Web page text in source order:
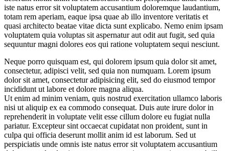
iste natus error sit voluptatem accusantium doloremque laudantium,
totam rem aperiam, eaque ipsa quae ab illo inventore veritatis et
quasi architecto beatae vitae dicta sunt explicabo. Nemo enim ipsam
voluptatem quia voluptas sit aspernatur aut odit aut fugit, sed quia
sequuntur magni dolores eos qui ratione voluptatem sequi nesciunt.
Neque porro quisquam est, qui dolorem ipsum quia dolor sit amet,
consectetur, adipisci velit, sed quia non numquam. Lorem ipsum
dolor sit amet, consectetur adipisicing elit, sed do eiusmod tempor
incididunt ut labore et dolore magna aliqua.
Ut enim ad minim veniam, quis nostrud exercitation ullamco laboris
nisi ut aliquip ex ea commodo consequat. Duis aute irure dolor in
reprehenderit in voluptate velit esse cillum dolore eu fugiat nulla
pariatur. Excepteur sint occaecat cupidatat non proident, sunt in
culpa qui officia deserunt mollit anim id est laborum. Sed ut
perspiciatis unde omnis iste natus error sit voluptatem accusantium